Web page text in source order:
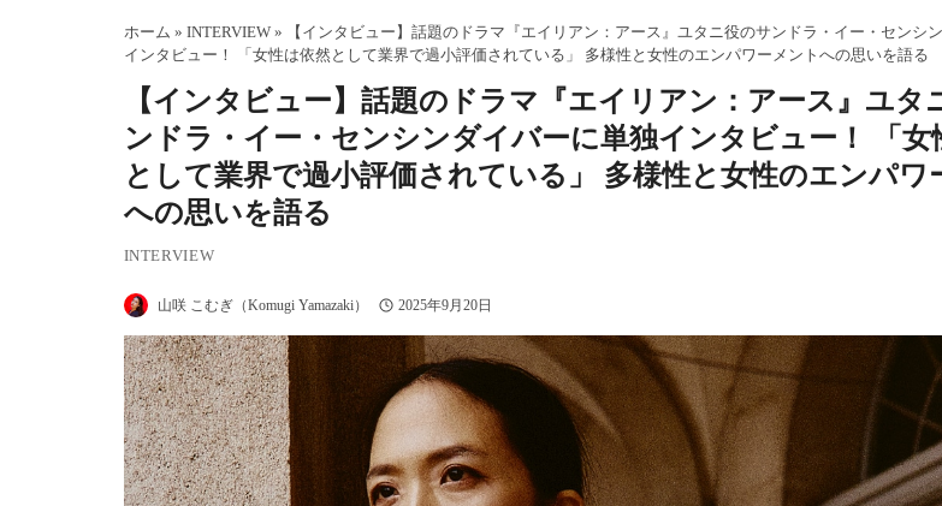
ホーム » INTERVIEW»
【インタビュー】話題のドラマ『エイリアン：アース』ユタニ役のサンドラ・イー・センシ
インタビュー！ 「女性は依然として業界で過小評価されている」 多様性と女性のエンパワーメントへの思いを語る
【インタビュー】話題のドラマ『エイリアン：アース』ユタ
ンドラ・イー・センシンダイバーに単独インタビュー！ 「女
として業界で過小評価されている」 多様性と女性のエンパワ
への思いを語る
INTERVIEW
山咲 こむぎ（Komugi Yamazaki） 2025年9月20日